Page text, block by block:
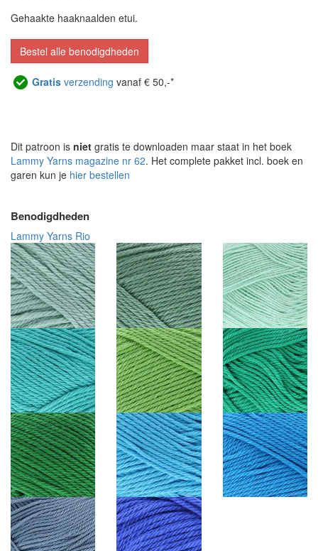
Gehaakte haaknaalden etui.
Bestel alle benodigdheden
Gratis verzending vanaf € 50,-*
Dit patroon is niet gratis te downloaden maar staat in het boek
Lammy Yarns magazine nr 62. Het complete pakket incl. boek en
garen kun je hier bestellen
Benodigdheden
Lammy Yarns Rio